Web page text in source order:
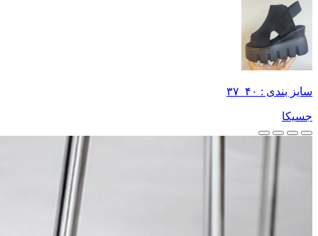
سایز بندی : ۴۰_۳۷
جسیکا